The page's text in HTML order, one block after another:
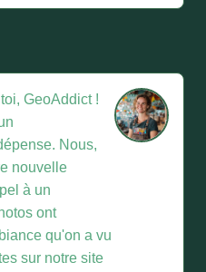
GeoAddict !
Nous,
nouvelle
à un
ont
qu'on a vu
sur notre site